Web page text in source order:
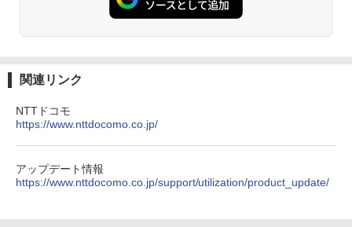
関連リンク
NTTドコモ
https://www.nttdocomo.co.jp/
アップデート情報
https://www.nttdocomo.co.jp/support/utilization/product_update/